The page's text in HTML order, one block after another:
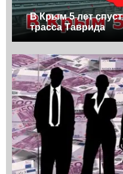
В Крым 5 лет
трасса Таврида